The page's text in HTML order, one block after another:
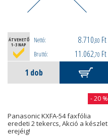
ÁTVEHETŐ
1-3 NAP
Nettó: 8.710,80 Ft
Bruttó: 11.062,70 Ft
- 20 %
Panasonic KXFA-54 faxfólia
eredeti 2 tekercs, Akció a készlet
erejéig!